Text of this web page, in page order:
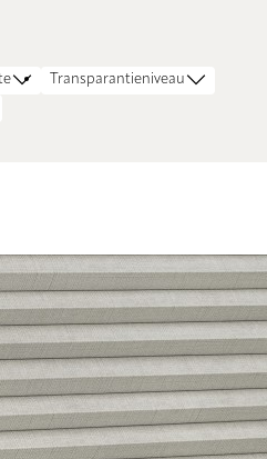
Transparantieniveau